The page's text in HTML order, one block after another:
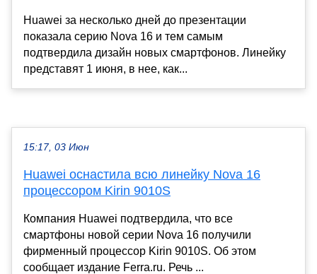
Huawei за несколько дней до презентации
показала серию Nova 16 и тем самым
подтвердила дизайн новых смартфонов. Линейку
представят 1 июня, в нее, как...
15:17, 03 Июн
Huawei оснастила всю линейку Nova 16
процессором Kirin 9010S
Компания Huawei подтвердила, что все
смартфоны новой серии Nova 16 получили
фирменный процессор Kirin 9010S. Об этом
сообщает издание Ferra.ru. Речь ...